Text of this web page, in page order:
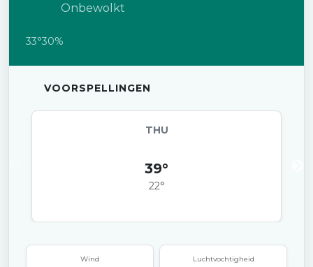
Onbewolkt
33°30%
VOORSPELLINGEN
THU
39°
22°
Wind Luchtvochtigheid